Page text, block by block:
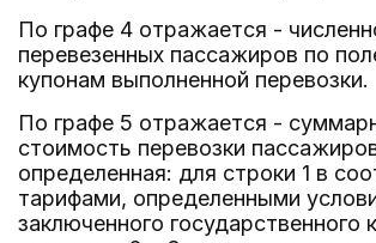
По графе 4 отражается -
перевезенных пассажиров по
купонам выполненной перевозки.
По графе 5 отражается -
стоимость перевозки
определенная: для строки 1 в
тарифами, определенными
заключенного государственного